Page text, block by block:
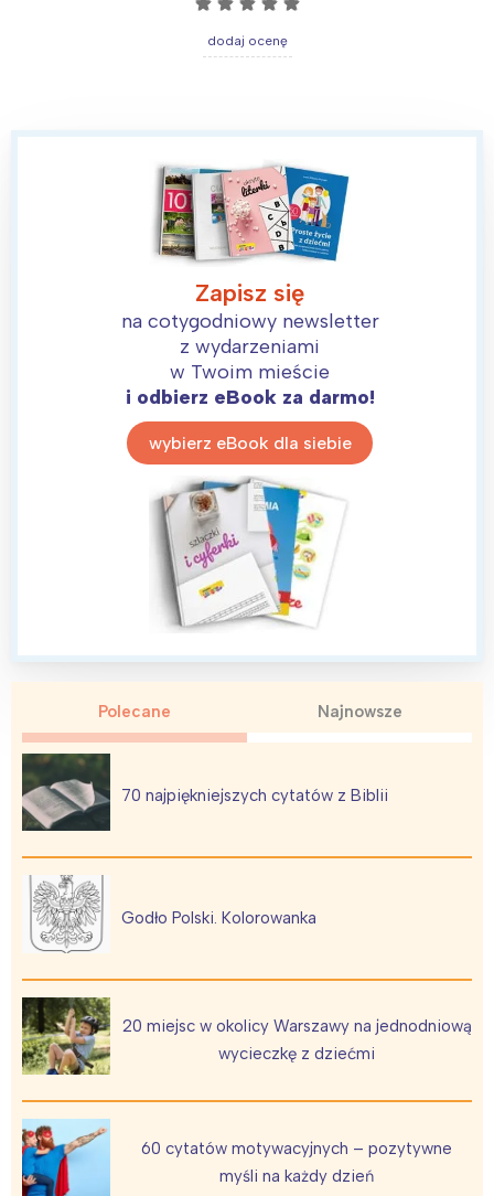
dodaj ocenę
Zapisz się
na cotygodniowy newsletter
z wydarzeniami
w Twoim mieście
i odbierz eBook za darmo!
wybierz eBook dla siebie
Polecane Najnowsze
70 najpiękniejszych cytatów z Biblii
Godło Polski. Kolorowanka
20 miejsc w okolicy Warszawy na jednodniową
wycieczkę z dziećmi
60 cytatów motywacyjnych – pozytywne
myśli na każdy dzień
Kraków
Południe
Wybieram